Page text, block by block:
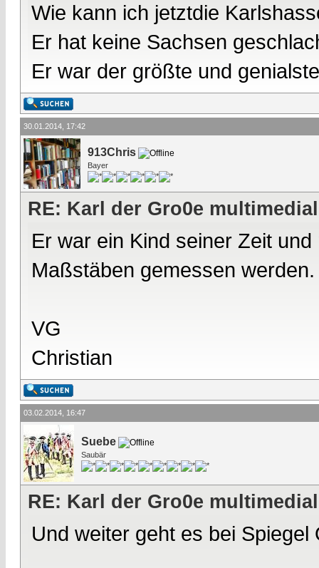
Wie kann ich jetztdie
Er hat keine Sachsen
Er war der größte und
30.01.2014, 17:42
913Chris
Bayer
RE: Karl der Gro0e multimedial
Er war ein Kind seiner Zeit
Maßstäben gemessen werden.
VG
Christian
03.02.2014, 16:47
Suebe
Saubär
RE: Karl der Gro0e multimedial
Und weiter geht es bei